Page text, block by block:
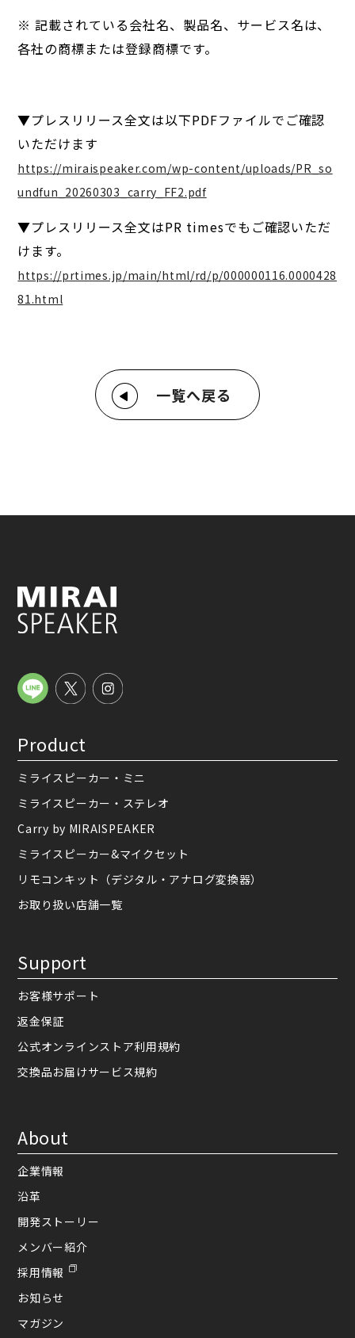
※ 記載されている会社名、製品名、サービス名は、
各社の商標または登録商標です。
▼プレスリリース全文は以下PDFファイルでご確認
いただけます
https://miraispeaker.com/wp-content/uploads/PR_so
undfun_20260303_carry_FF2.pdf
▼プレスリリース全文はPR timesでもご確認いただ
けます。
https://prtimes.jp/main/html/rd/p/000000116.0000428
81.html
一覧へ戻る
Product
ミライスピーカー・ミニ
ミライスピーカー・ステレオ
Carry by MIRAISPEAKER
ミライスピーカー&マイクセット
リモコンキット（デジタル・アナログ変換器）
お取り扱い店舗一覧
Support
お客様サポート
返金保証
公式オンラインストア利用規約
交換品お届けサービス規約
About
企業情報
沿革
開発ストーリー
メンバー紹介
採用情報
お知らせ
マガジン